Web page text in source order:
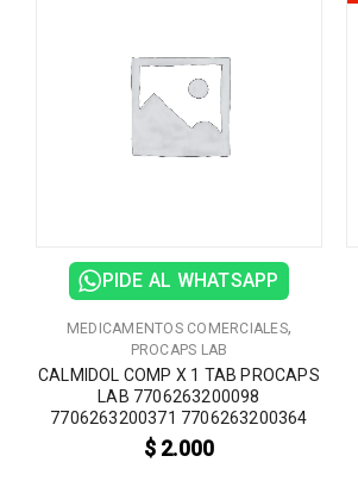
PIDE AL WHATSAPP
MEDICAMENTOS COMERCIALES,
PROCAPS LAB
CALMIDOL COMP X 1 TAB PROCAPS
LAB 7706263200098
7706263200371 7706263200364
$2.000